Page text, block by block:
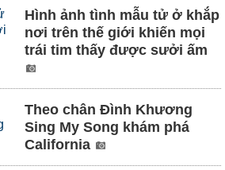
Hình ảnh tình mẫu tử ở khắp
nơi trên thế giới khiến mọi
trái tim thấy được sưởi ấm
Theo chân Đình Khương
Sing My Song khám phá
California